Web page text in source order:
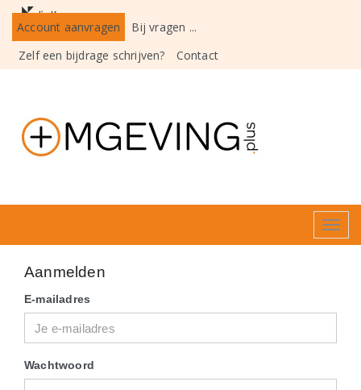
Account aanvragen
Bij vragen ...
Zelf een bijdrage schrijven?
Contact
Aanmelden
E-mailadres
Wachtwoord